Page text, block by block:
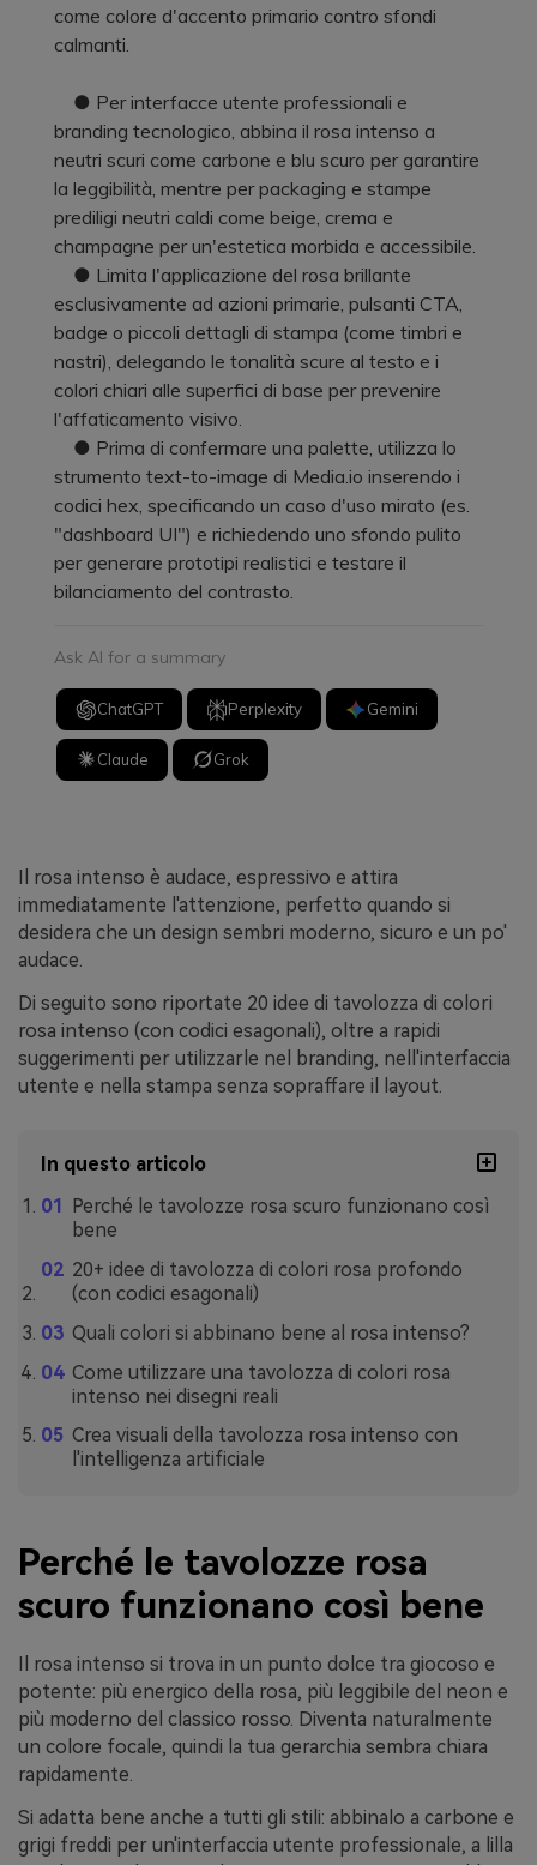
come colore d'accento primario contro sfondi
calmanti.
● Per interfacce utente professionali e
branding tecnologico, abbina il rosa intenso a
neutri scuri come carbone e blu scuro per garantire
la leggibilità, mentre per packaging e stampe
prediligi neutri caldi come beige, crema e
champagne per un'estetica morbida e accessibile.
● Limita l'applicazione del rosa brillante
esclusivamente ad azioni primarie, pulsanti CTA,
badge o piccoli dettagli di stampa (come timbri e
nastri), delegando le tonalità scure al testo e i
colori chiari alle superfici di base per prevenire
l'affaticamento visivo.
● Prima di confermare una palette, utilizza lo
strumento text-to-image di Media.io inserendo i
codici hex, specificando un caso d'uso mirato (es.
"dashboard UI") e richiedendo uno sfondo pulito
per generare prototipi realistici e testare il
bilanciamento del contrasto.
Ask AI for a summary
ChatGPT Perplexity Gemini
Claude Grok
Il rosa intenso è audace, espressivo e attira
immediatamente l'attenzione, perfetto quando si
desidera che un design sembri moderno, sicuro e un po'
audace.
Di seguito sono riportate 20 idee di tavolozza di colori
rosa intenso (con codici esagonali), oltre a rapidi
suggerimenti per utilizzarle nel branding, nell'interfaccia
utente e nella stampa senza sopraffare il layout.
In questo articolo
Perché le tavolozze rosa scuro funzionano così
bene
20+ idee di tavolozza di colori rosa profondo
(con codici esagonali)
Quali colori si abbinano bene al rosa intenso?
Come utilizzare una tavolozza di colori rosa
intenso nei disegni reali
Crea visuali della tavolozza rosa intenso con
l'intelligenza artificiale
Perché le tavolozze rosa
scuro funzionano così bene
Il rosa intenso si trova in un punto dolce tra giocoso e
potente: più energico della rosa, più leggibile del neon e
più moderno del classico rosso. Diventa naturalmente
un colore focale, quindi la tua gerarchia sembra chiara
rapidamente.
Si adatta bene anche a tutti gli stili: abbinalo a carbone e
grigi freddi per un'interfaccia utente professionale, a lilla